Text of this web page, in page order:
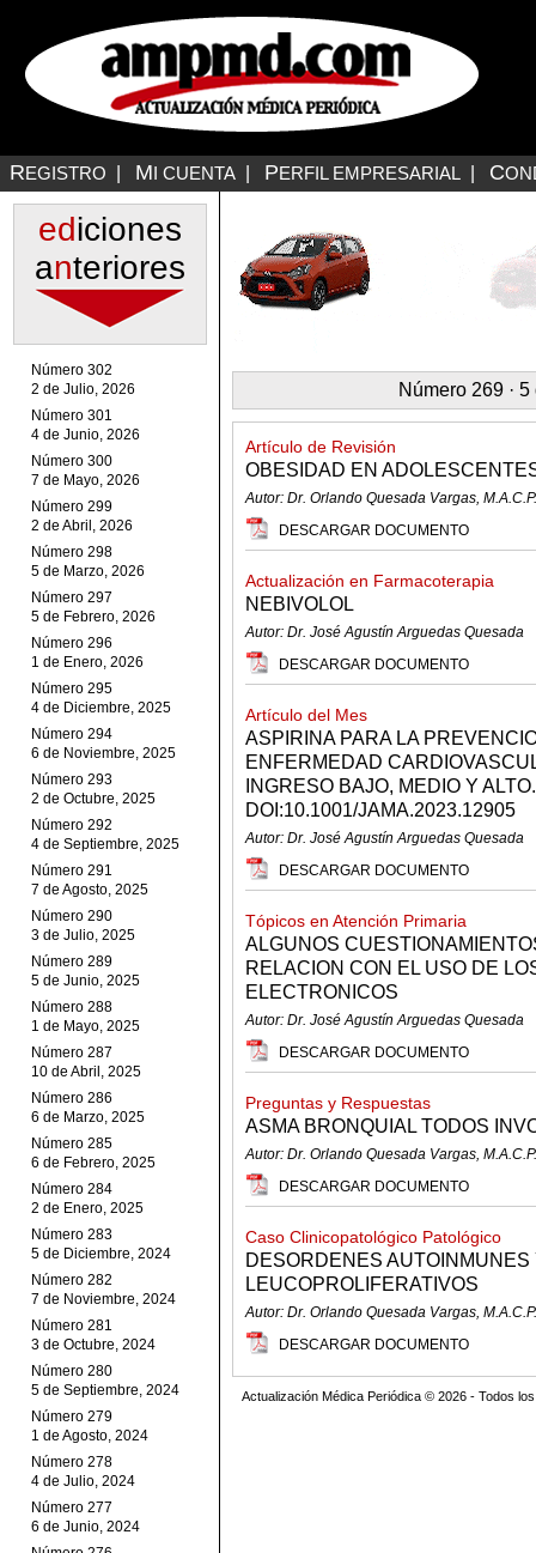
REGISTRO MI CUENTA PERFIL EMPRESARIAL C
ediciones
anteriores
Número 302
2 de Julio, 2026
Número 301
4 de Junio, 2026
Número 300
7 de Mayo, 2026
Número 299
2 de Abril, 2026
Número 298
5 de Marzo, 2026
Número 297
5 de Febrero, 2026
Número 296
1 de Enero, 2026
Número 295
4 de Diciembre, 2025
Número 294
6 de Noviembre, 2025
Número 293
2 de Octubre, 2025
Número 292
4 de Septiembre, 2025
Número 291
7 de Agosto, 2025
Número 290
3 de Julio, 2025
Número 289
5 de Junio, 2025
Número 288
1 de Mayo, 2025
Número 287
10 de Abril, 2025
Número 286
6 de Marzo, 2025
Número 285
6 de Febrero, 2025
Número 284
2 de Enero, 2025
Número 283
5 de Diciembre, 2024
Número 282
7 de Noviembre, 2024
Número 281
3 de Octubre, 2024
Número 280
5 de Septiembre, 2024
Número 279
1 de Agosto, 2024
Número 278
4 de Julio, 2024
Número 277
6 de Junio, 2024
Número 269 ·
Artículo de Revisión
OBESIDAD EN
Autor: Dr. Orlando Quesada Vargas,
DESCARGAR DOCUMENTO
Actualización en Farmacoterapia
NEBIVOLOL
Autor: Dr. José Agustín Arguedas Quesada
DESCARGAR DOCUMENTO
Artículo del Mes
ASPIRINA PARA LA
ENFERMEDAD
INGRESO BAJO, MEDIO Y
DOI:10.1001/JAMA.2023.12905
Autor: Dr. José Agustín Arguedas Quesada
DESCARGAR DOCUMENTO
Tópicos en Atención Primaria
ALGUNOS
RELACION CON EL USO DE
ELECTRONICOS
Autor: Dr. José Agustín Arguedas Quesada
DESCARGAR DOCUMENTO
Preguntas y Respuestas
ASMA BRONQUIAL TODOS
Autor: Dr. Orlando Quesada Vargas, M.A.C.P.
DESCARGAR DOCUMENTO
Caso Clinicopatológico Patológico
DESORDENES
LEUCOPROLIFERATIVOS
Autor: Dr. Orlando Quesada Vargas, M.A.C.P.
DESCARGAR DOCUMENTO
Actualización Médica Periódica © 2026 - Todos